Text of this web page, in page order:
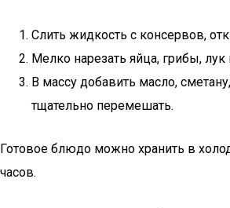
Слить жидкость с консервов,
Мелко нарезать яйца, грибы, лук
В массу добавить масло,
тщательно перемешать.
Готовое блюдо можно хранить в
часов.